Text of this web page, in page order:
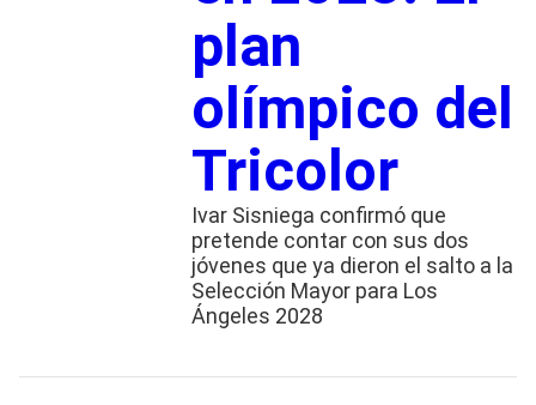
plan
olímpico del
Tricolor
Ivar Sisniega confirmó que
pretende contar con sus dos
jóvenes que ya dieron el salto a la
Selección Mayor para Los
Ángeles 2028